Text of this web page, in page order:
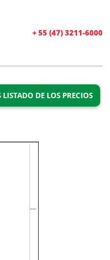
+ 55 (47) 3211-6000
DE LOS PRECIOS